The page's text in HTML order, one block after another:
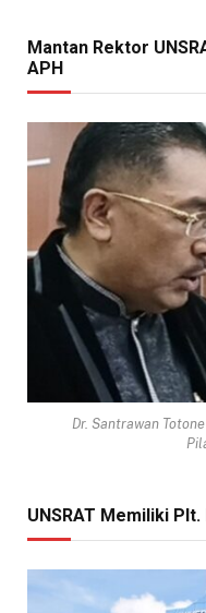
Mantan Rektor
APH
Dr. Santrawan
UNSRAT Memiliki